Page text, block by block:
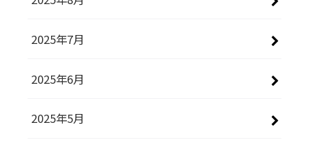
2025年7月
2025年6月
2025年5月